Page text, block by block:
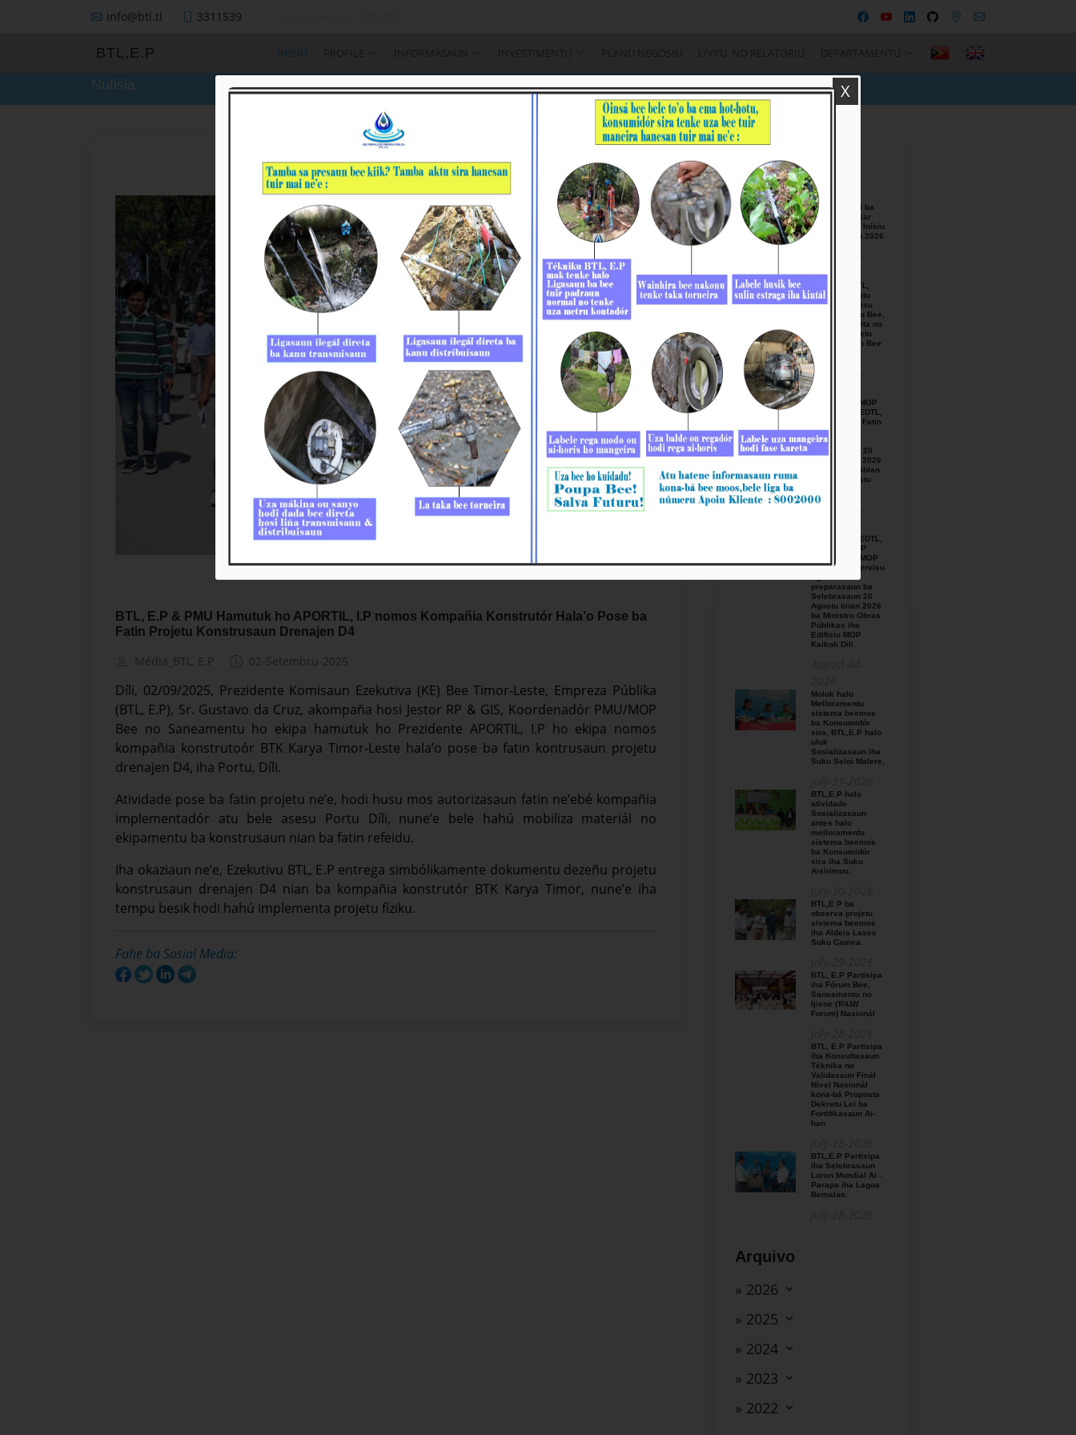
info@btl.tl 3311539
BTL,E.P INISIU PROFILE INFORMASAUN INVESTIMENTU PLANU NEGÓSIU LIVRU NO RELATÓRIU DEPARTAMENTU
Nutisia
BTL, E.P & PMU Hamutuk ho APORTIL, I.P nomos Kompañia Konstrutór Hala’o Pose ba
Fatin Projetu Konstrusaun Drenajen D4
Média_BTL, E.P 02-Setembru-2025
Díli, 02/09/2025, Prezidente Komisaun Ezekutiva (KE) Bee Timor-Leste, Empreza Públika
(BTL, E.P), Sr. Gustavo da Cruz, akompaña hosi Jestor RP & GIS, Koordenadór PMU/MOP
Bee no Saneamentu ho ekipa hamutuk ho Prezidente APORTIL, I.P ho ekipa nomos
kompañia konstrutoór BTK Karya Timor-Leste hala’o pose ba fatin kontrusaun projetu
drenajen D4, iha Portu, Díli.
Atividade pose ba fatin projetu ne’e, hodi husu mos autorizasaun fatin ne’ebé kompañia
implementadór atu bele asesu Portu Díli, nune’e bele hahú mobiliza materiál no
ekipamentu ba konstrusaun nian ba fatin refeidu.
Iha okaziaun ne’e, Ezekutivu BTL, E.P entrega simbólikamente dokumentu dezeñu projetu
konstrusaun drenajen D4 nian ba kompañia konstrutór BTK Karya Timor, nune’e iha
tempu besik hodi hahú implementa projetu fíziku.
Fahe ba Sosial Media:
Recent Posts
BTL, E.P
Responsável ba
Seremónia Içar
Bandeira iha Inísiu
Fulan Agostu 2026
2026
Ezekutivu BTL,
E.P Orienta atu
Mellora Servisu
Fornesimentu Bee,
Hasa’e Reseita no
Finaliza Projetu
Kanalizasaun Bee
iha PA sira
August-05-
2026
BTL, E.P ho MOP
hamutuk ho EDTL,
E.P,Observa Fatin
preparasaun
beemos ba
Selebrasaun 20
Agostu tinan 2026
iha foho Matabian
Hun area Postu
August-03-
BTL, E.P ho EDTL,
E.P no IGE I.P
enkontru ho MOP
hodi relata servisu
preparasaun ba
Selebrasaun 20
Agostu tinan 2026
ba Ministro Obras
Públikas iha
Edifisiu MOP
Kaikoli Dili.
Molok halo
Melloramentu
sistema beemos
ba Konsumidór
sira, BTL,E.P halo
uluk
Sosializasaun iha
Suku Seloi Malere,
BTL,E.P halo
atividade
Sosializasaun
antes halo
melloramentu
sistema beemos
ba Konsumidór
sira iha Suku
Aisirimou.
BTL,E.P ba
observa projetu
sistema beemos
iha Aldeia Lases
Suku Camea.
BTL, E.P Partisipa
iha Fórum Bee,
Saneamentu no
Ijiene (𝑊𝐴𝑆𝐻
Forum) Nasionál
BTL, E.P Partisipa
iha Konsultasaun
Téknika no
Validasaun Finál
Nível Nasionál
kona-bá Proposta
Dekretu Lei ba
Fortifikasaun Ai-
han
BTL,E.P Partisipa
iha Selebrasaun
Loron Mundial Ai -
Parapa iha Lagoa
Bemalae.
Arquivo
» 2026
» 2025
» 2024
» 2023
» 2022
X